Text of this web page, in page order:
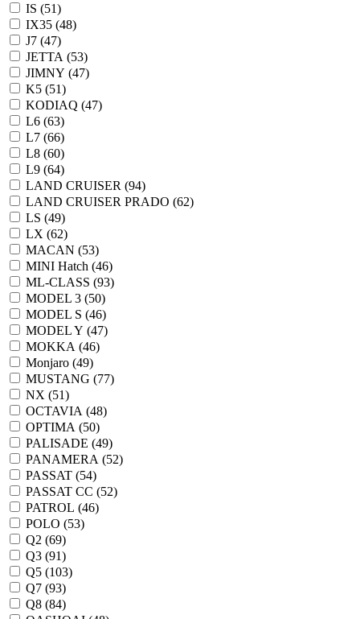
IS (51)
IX35 (48)
J7 (47)
JETTA (53)
JIMNY (47)
K5 (51)
KODIAQ (47)
L6 (63)
L7 (66)
L8 (60)
L9 (64)
LAND CRUISER (94)
LAND CRUISER PRADO (62)
LS (49)
LX (62)
MACAN (53)
MINI Hatch (46)
ML-CLASS (93)
MODEL 3 (50)
MODEL S (46)
MODEL Y (47)
MOKKA (46)
Monjaro (49)
MUSTANG (77)
NX (51)
OCTAVIA (48)
OPTIMA (50)
PALISADE (49)
PANAMERA (52)
PASSAT (54)
PASSAT CC (52)
PATROL (46)
POLO (53)
Q2 (69)
Q3 (91)
Q5 (103)
Q7 (93)
Q8 (84)